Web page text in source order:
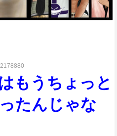
もうちょっと
たんじゃな